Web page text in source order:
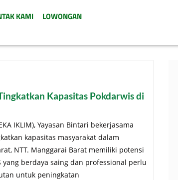
KAMI LOWONGAN
Kapasitas Pokdarwis di
IKLIM), Yayasan Bintari bekerjasama
kapasitas masyarakat dalam
NTT. Manggarai Barat memiliki potensi
yang berdaya saing dan professional perlu
untuk peningkatan